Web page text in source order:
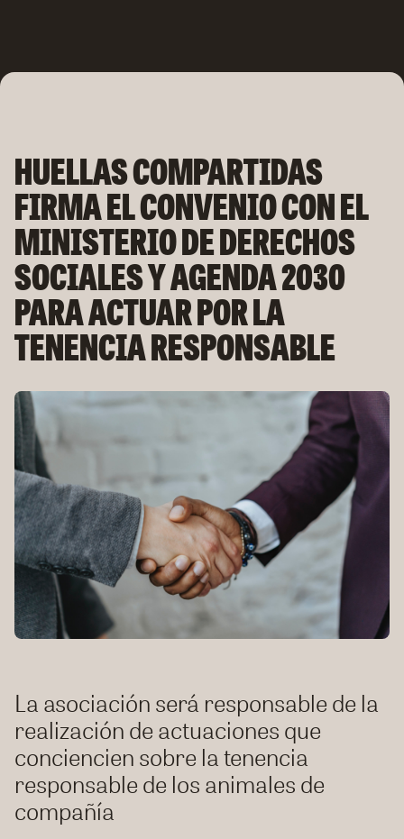
Skip
HUELLAS COMPARTIDAS
FIRMA EL CONVENIO CON EL
MINISTERIO DE DERECHOS
SOCIALES Y AGENDA 2030
PARA ACTUAR POR LA
TENENCIA RESPONSABLE
La asociación será responsable de la
realización de actuaciones que
conciencien sobre la tenencia
responsable de los animales de
compañía